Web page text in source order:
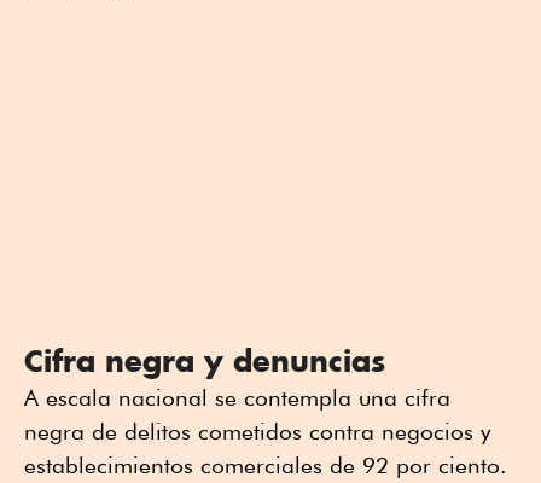
Cifra negra y denuncias
A escala nacional se contempla una cifra
negra de delitos cometidos contra negocios y
establecimientos comerciales de 92 por ciento.